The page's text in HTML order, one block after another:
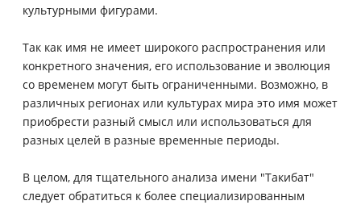
культурными фигурами.
Так как имя не имеет широкого распространения или
конкретного значения, его использование и эволюция
со временем могут быть ограниченными. Возможно, в
различных регионах или культурах мира это имя может
приобрести разный смысл или использоваться для
разных целей в разные временные периоды.
В целом, для тщательного анализа имени "Такибат"
следует обратиться к более специализированным